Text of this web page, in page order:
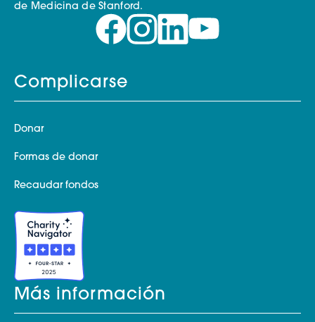
de Medicina de Stanford.
Complicarse
Donar
Formas de donar
Recaudar fondos
Más información